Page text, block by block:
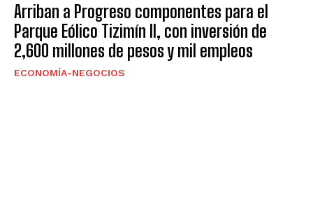
Arriban a Progreso componentes para el
Parque Eólico Tizimín II, con inversión de
2,600 millones de pesos y mil empleos
ECONOMÍA-NEGOCIOS